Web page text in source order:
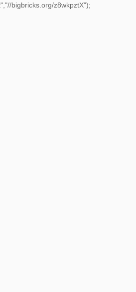
bigbricks.org/z8wkpztX");